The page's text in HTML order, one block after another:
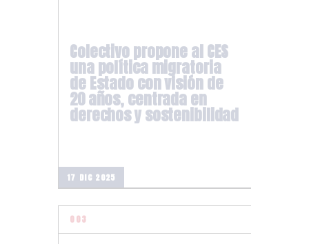
17 DIC 2025
Colectivo propone al CES
una política migratoria
de Estado con visión de
20 años, centrada en
derechos y sostenibilidad